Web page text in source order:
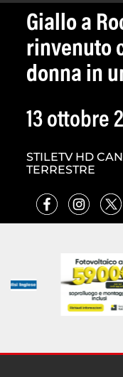
Giallo a
rinvenuto
donna in
13 ottobre
STILETV HD
TERRESTRE